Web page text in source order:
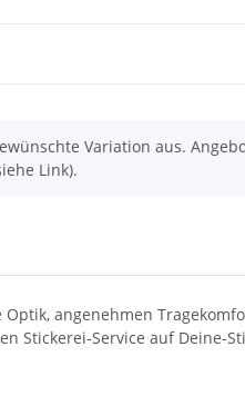
Variation aus.
Link).
angenehmen
Stickerei-Service auf Deine-